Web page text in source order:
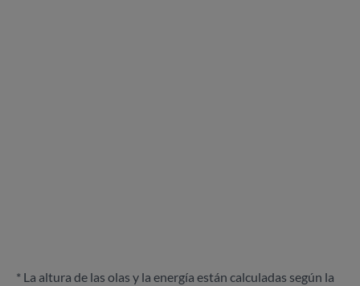
* La altura de las olas y la energía están calculadas según la